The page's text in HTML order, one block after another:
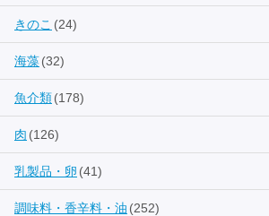
きのこ (24)
海藻(32)
魚介類(178)
肉 (126)
乳製品・卵 (41)
調味料・香辛料・油 (252)